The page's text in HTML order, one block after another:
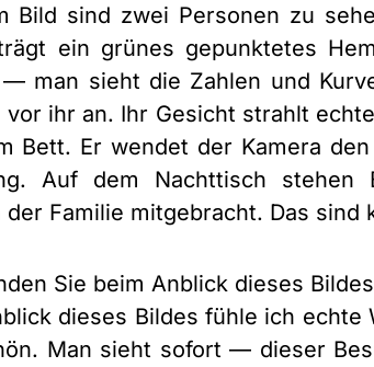
Bild sind zwei Personen zu
ein grünes gepunktetes
man sieht die Zahlen und
ihr an. Ihr Gesicht strahlt
Bett. Er wendet der Kamera
Auf dem Nachttisch
Familie mitgebracht. Das sind
Sie beim Anblick dieses
dieses Bildes fühle ich echte
Man sieht sofort — dieser